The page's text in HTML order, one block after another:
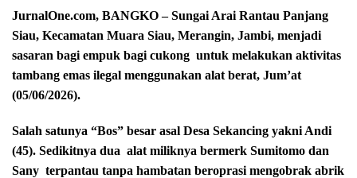
JurnalOne.com, BANGKO – Sungai Arai Rantau Panjang
Siau, Kecamatan Muara Siau, Merangin, Jambi, menjadi
sasaran bagi empuk bagi cukong untuk melakukan aktivitas
tambang emas ilegal menggunakan alat berat, Jum’at
(05/06/2026).
Salah satunya “Bos” besar asal Desa Sekancing yakni Andi
(45). Sedikitnya dua alat miliknya bermerk Sumitomo dan
Sany terpantau tanpa hambatan beroprasi mengobrak abrik